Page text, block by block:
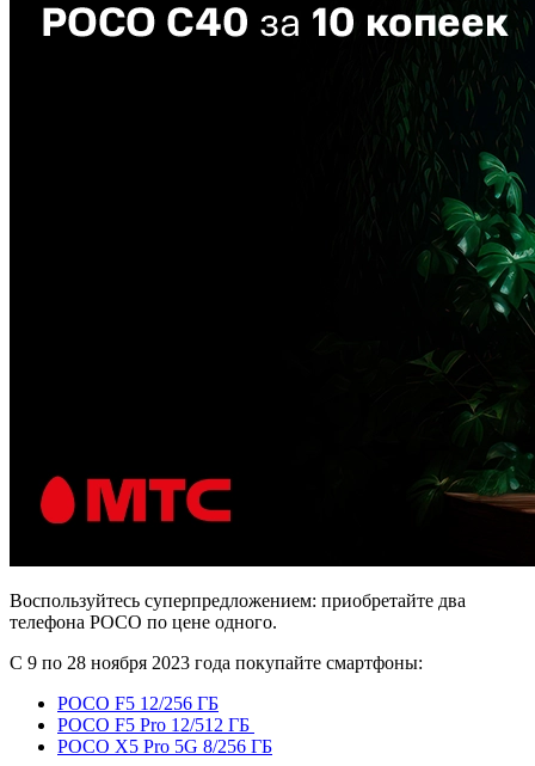
Воспользуйтесь суперпредложением: приобретайте два
телефона POCO по цене одного.
С 9 по 28 ноября 2023 года покупайте смартфоны:
POCO F5 12/256 ГБ
POCO F5 Pro 12/512 ГБ
POCO X5 Pro 5G 8/256 ГБ